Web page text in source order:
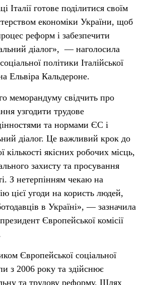
Італії готове поділитися своїм
економіки України, щоб
реформ і забезпечити
діалог», — наголосила
політики Італійської
Ельвіра Кальдероне.
меморандуму свідчить про
узгодити трудове
та нормами ЄС і
діалог. Це важливий крок до
кількості якісних робочих місць,
захисту та просування
З нетерпінням чекаю на
цієї угоди на користь людей,
в Україні», — зазначила
Європейської комісії
Європейської соціальної
з 2006 року та здійснює
та трудову реформу. Шлях